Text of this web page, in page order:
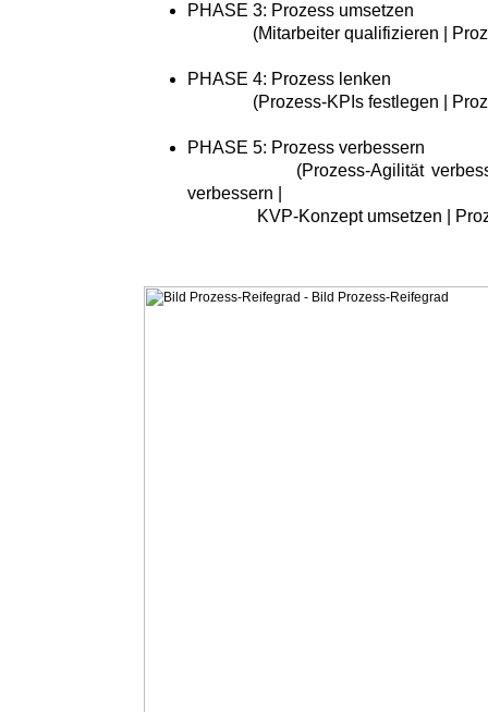
PHASE 3: Prozess umsetzen
(Mitarbeiter qualifizieren |
PHASE 4: Prozess lenken
(Prozess-KPIs festlegen |
PHASE 5: Prozess verbessern
(Prozess-Agilität verbessern
verbessern |
KVP-Konzept umsetzen |